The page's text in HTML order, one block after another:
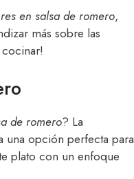
en salsa de romero,
más sobre las
cocinar!
de romero? La
una opción perfecta para
plato con un enfoque